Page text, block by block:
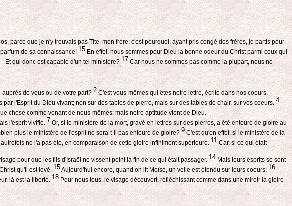
parce que je n'y trouvais pas Tite, mon frère; c'est pourquoi, ayant pris congé des frères, je partis pour
de sa connaissance! 15 En effet, nous sommes pour Dieu la bonne odeur du Christ parmi ceux qui
Et qui donc est capable d'un tel ministère?17Car nous ne sommes pas comme la plupart, nous ne
auprès de vous ou de votre part?2 C'est vous-mêmes qui êtes notre lettre, écrite dans nos coeurs,
l'Esprit du Dieu vivant; non sur des tables de pierre, mais sur des tables de chair, sur vos coeurs. 4
chose comme venant de nous-mêmes; mais notre aptitude vient de Dieu.
l'esprit vivifie.7 Or, si le ministère de la mort, gravé en lettres sur des pierres, a été entouré de gloire au
plus le ministère de l'esprit ne sera-t-il pas entouré de gloire?9C'est qu'en effet, si le ministère de la
ne l'a pas été, en comparaison de cette gloire infiniment supérieure. 11Car, si ce qui était
pour que les fils d'Israël ne vissent point la fin de ce qui était passager.14Mais leurs esprits se sont
qu'il est levé. 15Aujourd'hui encore, quand on lit Moïse, un voile est étendu sur leurs coeurs;16
là est la liberté. 18 Pour nous tous, le visage découvert, réfléchissant comme dans une miroir la gloire